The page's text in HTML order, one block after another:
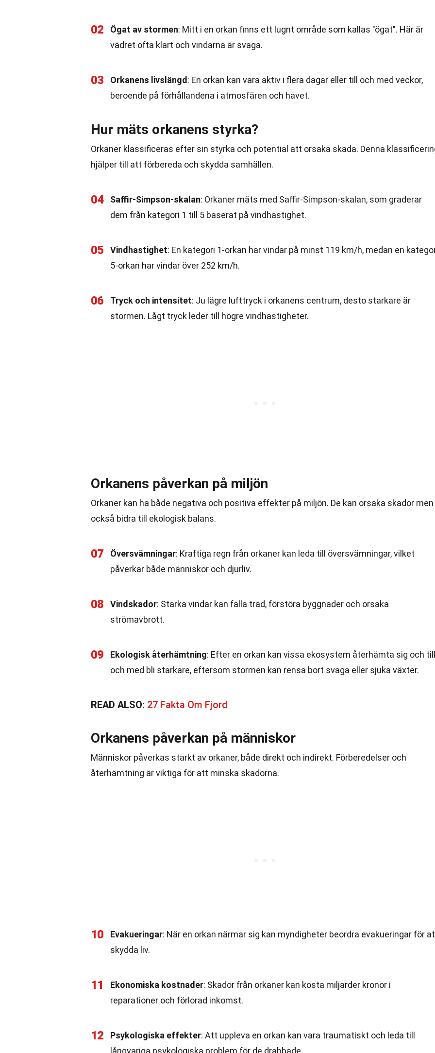
02 Ögat av stormen: Mitt i en orkan finns ett lugnt område som kallas "ögat". Här är
vädret ofta klart och vindarna är svaga.
03 Orkanens livslängd : En orkan kan vara aktiv i flera dagar eller till och med veckor,
beroende på förhållandena i atmosfären och havet.
Hur mäts orkanens styrka?
Orkaner klassificeras efter sin styrka och potential att orsaka skada. Denna
hjälper till att förbereda och skydda samhällen.
04 Saffir-Simpson-skalan: Orkaner mäts med Saffir-Simpson-skalan, som graderar
dem från kategori 1 till 5 baserat på vindhastighet.
05 Vindhastighet: En kategori 1-orkan har vindar på minst 119 km/h, medan en
5-orkan har vindar över 252 km/h.
06 Tryck och intensitet: Ju lägre lufttryck i orkanens centrum, desto starkare är
stormen. Lågt tryck leder till högre vindhastigheter.
Orkanens påverkan på miljön
Orkaner kan ha både negativa och positiva effekter på miljön. De kan orsaka skador men
också bidra till ekologisk balans.
07 Översvämningar: Kraftiga regn från orkaner kan leda till översvämningar, vilket
påverkar både människor och djurliv.
08 Vindskador: Starka vindar kan fälla träd, förstöra byggnader och orsaka
strömavbrott.
09 Ekologisk återhämtning: Efter en orkan kan vissa ekosystem återhämta sig och till
och med bli starkare, eftersom stormen kan rensa bort svaga eller sjuka växter.
READ ALSO: 27 Fakta Om Fjord
Orkanens påverkan på människor
Människor påverkas starkt av orkaner, både direkt och indirekt. Förberedelser och
återhämtning är viktiga för att minska skadorna.
10 Evakueringar: När en orkan närmar sig kan myndigheter beordra evakueringar för
skydda liv.
11 Ekonomiska kostnader: Skador från orkaner kan kosta miljarder kronor i
reparationer och förlorad inkomst.
12 Psykologiska effekter: Att uppleva en orkan kan vara traumatiskt och leda till
långvariga psykologiska problem för de drabbade.